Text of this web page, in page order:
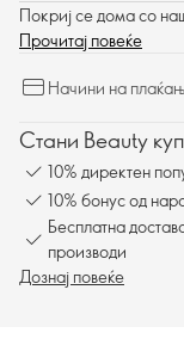
Покриј се дома со
Прочитај повеќе
Начини на
Стани Beauty
10% директен
10% бонус од
Бесплатна
производи
Дознај повеќе